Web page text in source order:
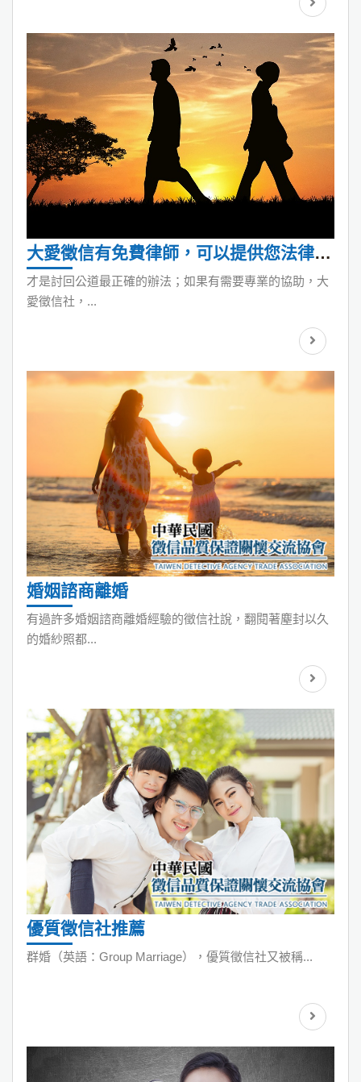
大愛徵信有免費律師，可以提供您法律諮
詢服務
才是討回公道最正確的辦法；如果有需要專業的協助，大
愛徵信社，...
婚姻諮商離婚
有過許多婚姻諮商離婚經驗的徵信社說，翻閱著塵封以久
的婚紗照都...
優質徵信社推薦
群婚（英語：Group Marriage），優質徵信社又被稱...